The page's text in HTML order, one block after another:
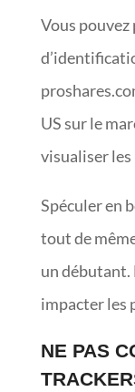
Vous pouvez
US sur le
visualiser les
Spéculer en
tout de
un débutant.
impacter les
NE PAS